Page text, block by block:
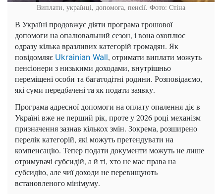
Виплати, українці, допомога, пенсії. Фото: Стіна
В Україні продовжує діяти програма грошової
допомоги на опалювальний сезон, і вона охоплює
одразу кілька вразливих категорій громадян. Як
повідомляє Ukrainian Wall, отримати виплати можуть
пенсіонери з низькими доходами, внутрішньо
переміщені особи та багатодітні родини. Розповідаємо,
які суми передбачені та як подати заявку.
Програма адресної допомоги на оплату опалення діє в
Україні вже не перший рік, проте у 2026 році механізм
призначення зазнав кількох змін. Зокрема, розширено
перелік категорій, які можуть претендувати на
компенсацію. Тепер подати документи можуть не лише
отримувачі субсидій, а й ті, хто не має права на
субсидію, але чиї доходи не перевищують
встановленого мінімуму.